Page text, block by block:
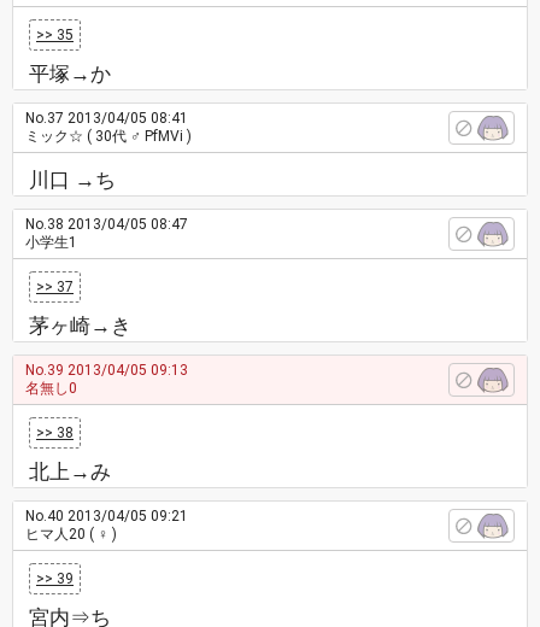
>> 35
平塚→か
No.37 2013/04/05 08:41
ミック☆ ( 30代 ♂ PfMVi )
川口 →ち
No.38 2013/04/05 08:47
小学生1
>> 37
茅ヶ崎→き
No.39 2013/04/05 09:13
名無し0
>> 38
北上→み
No.40 2013/04/05 09:21
ヒマ人20 ( ♀ )
>> 39
宮内⇒ち